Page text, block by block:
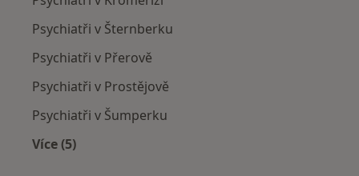
Psychiatři v Šternberku
Psychiatři v Přerově
Psychiatři v Prostějově
Psychiatři v Šumperku
Více (5)